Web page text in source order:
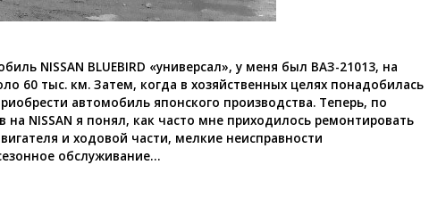
NISSAN BLUEBIRD «универсал», у меня был ВАЗ-21013, на
60 тыс. км. Затем, когда в хозяйственных целях понадобилась
автомобиль японского производства. Теперь, по
на NISSAN я понял, как часто мне приходилось ремонтировать
и ходовой части, мелкие неисправности
обслуживание…